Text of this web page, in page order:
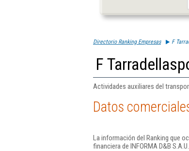
Directorio Ranking Empresas F
F
Actividades auxiliares del
Datos
La información del Ranking que
financiera de INFORMA D&B